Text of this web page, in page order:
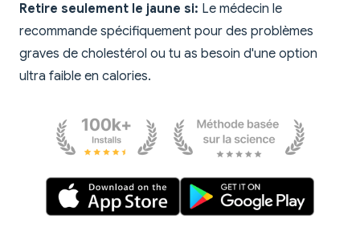
Retire seulement le jaune si: Le médecin le
recommande spécifiquement pour des problèmes
graves de cholestérol ou tu as besoin d'une option
ultra faible en calories.